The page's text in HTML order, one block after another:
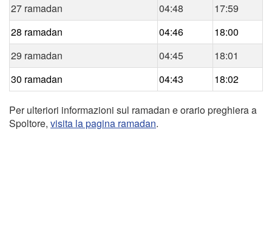
27 ramadan
04:48
17:59
28 ramadan
04:46
18:00
29 ramadan
04:45
18:01
30 ramadan
04:43 18:02
Per ulteriori informazioni sul ramadan e orario preghiera a
Spoltore, visita la pagina ramadan.